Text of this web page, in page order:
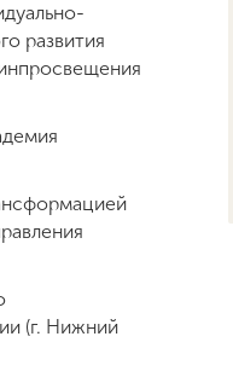
развития
(г. Нижний